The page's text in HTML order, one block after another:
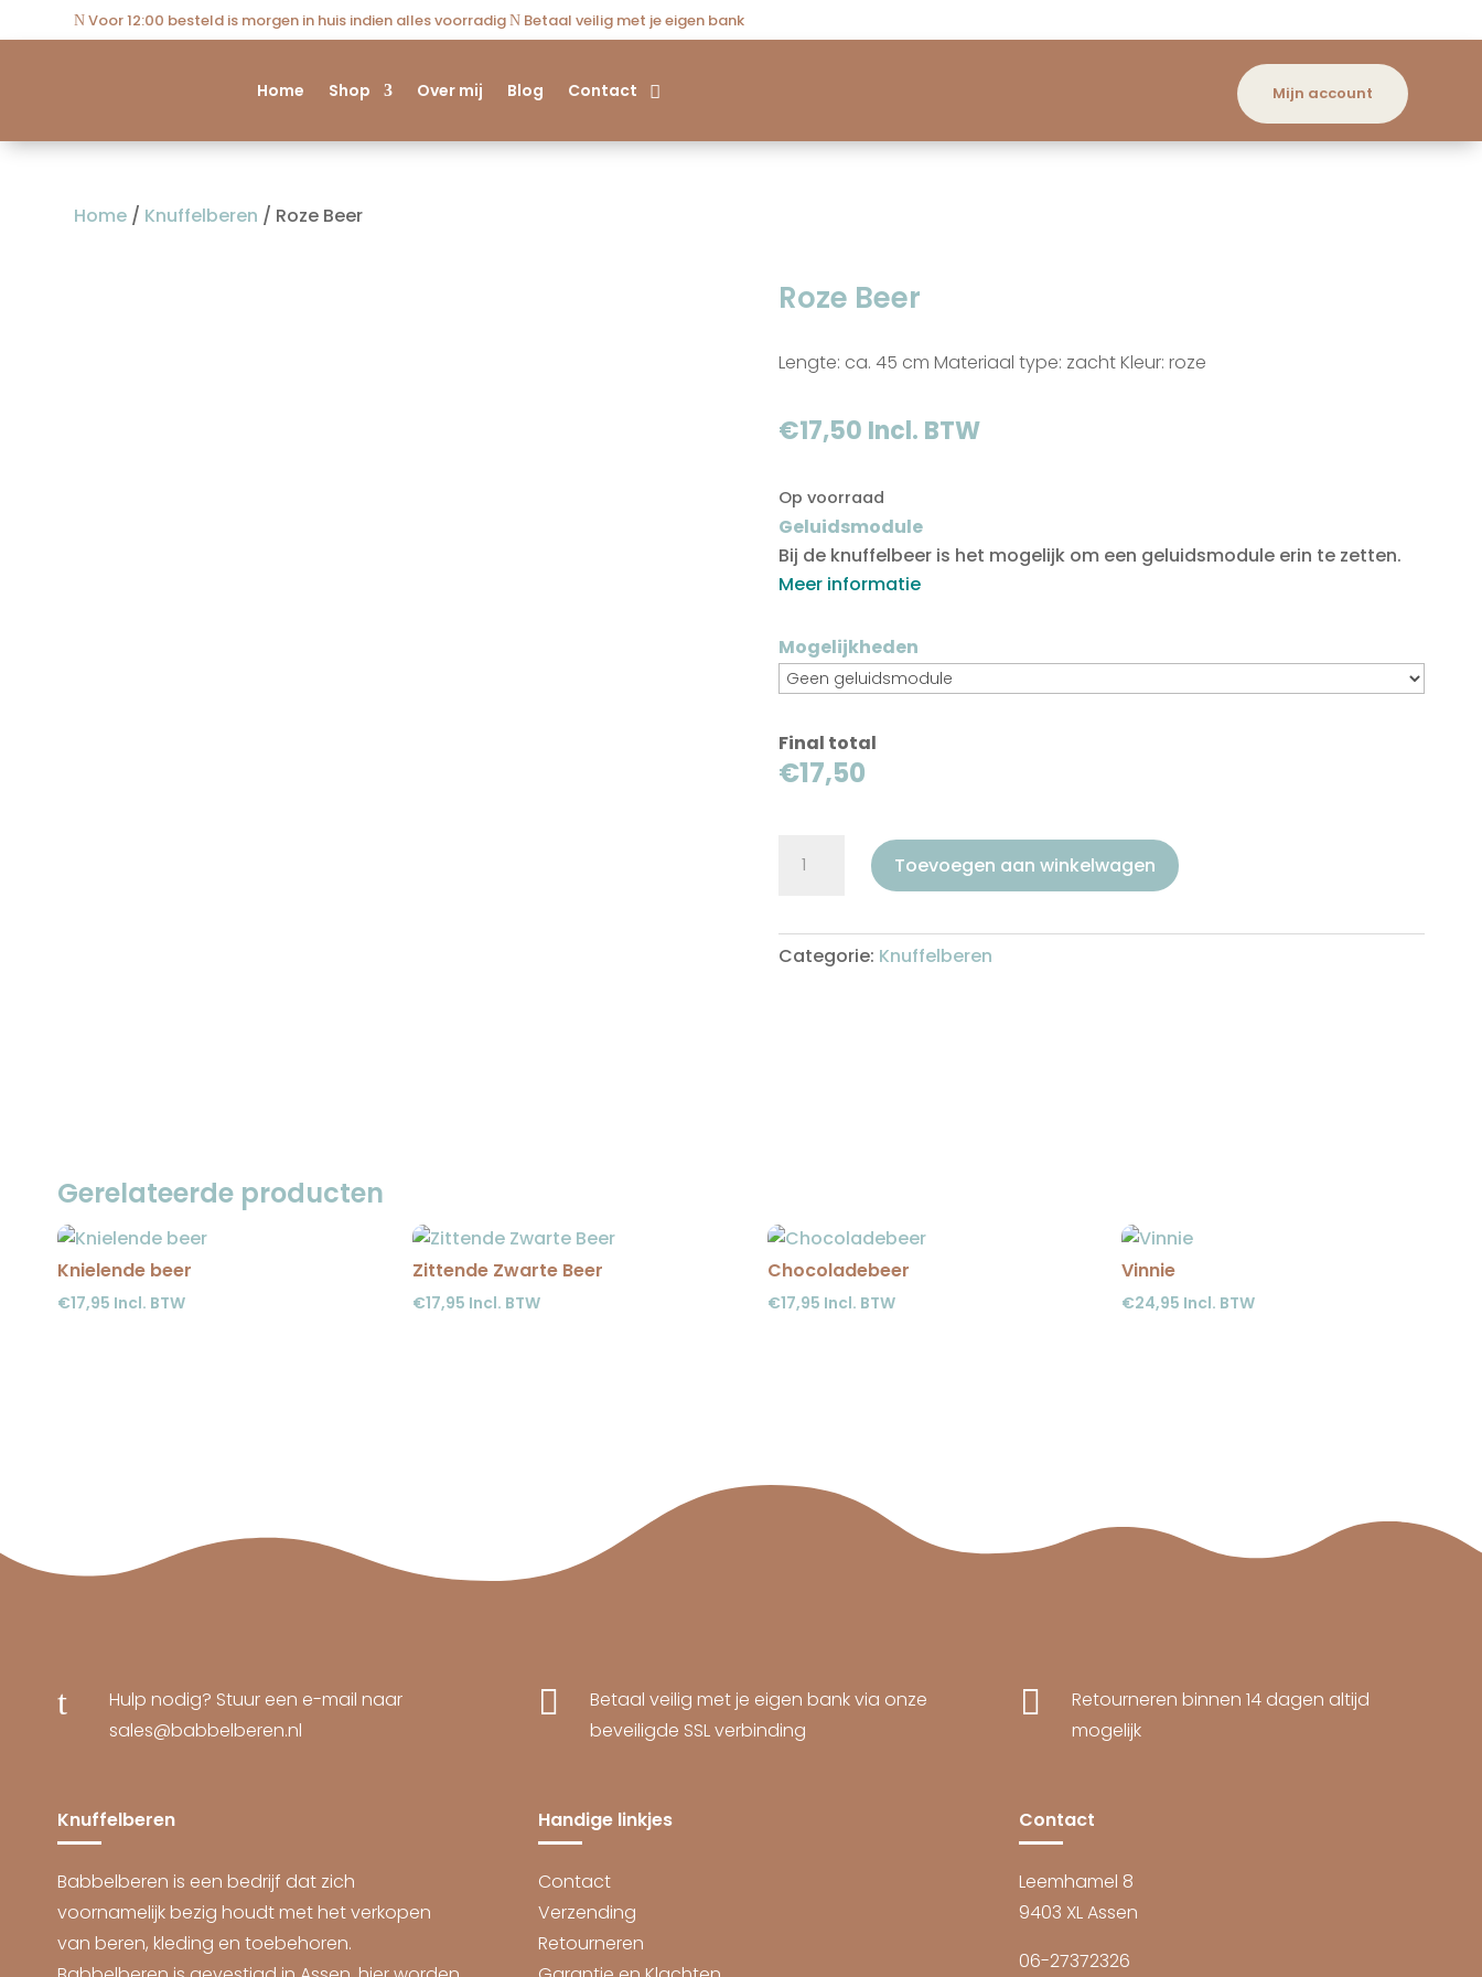
N Voor 12:00 besteld is morgen in huis indien alles voorradigN Betaal veilig met je eigen bank
Home Shop Over mij Blog Contact Mijn account
Home / Knuffelberen / Roze Beer
Roze Beer
Lengte: ca. 45 cm Materiaal type: zacht Kleur: roze
€17,50 Incl. BTW
Op voorraad
Geluidsmodule
Bij de knuffelbeer is het mogelijk om een geluidsmodule erin te zetten.
Meer informatie
Mogelijkheden
Final total
€17,50
Toevoegen aan winkelwagen
Categorie: Knuffelberen
Gerelateerde producten
Knielende beer
€17,95 Incl. BTW
Zittende Zwarte Beer
€17,95 Incl. BTW
Chocoladebeer
€17,95 Incl. BTW
Vinnie
€24,95 Incl. BTW
t
Hulp nodig? Stuur een e-mail naar
sales@babbelberen.nl

Betaal veilig met je eigen bank via onze
beveiligde SSL verbinding

Retourneren binnen 14 dagen altijd
mogelijk
Knuffelberen
Babbelberen is een bedrijf dat zich
voornamelijk bezig houdt met het verkopen
van beren, kleding en toebehoren.
Handige linkjes
Contact
Verzending
Retourneren
Contact
Leemhamel 8
9403 XL Assen
06-27372326